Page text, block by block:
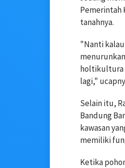
Pemerintah
tanahnya.
"Nanti
holtikultura
lagi,"
Selain itu,
Bandung
kawasan
memiliki
Ketika